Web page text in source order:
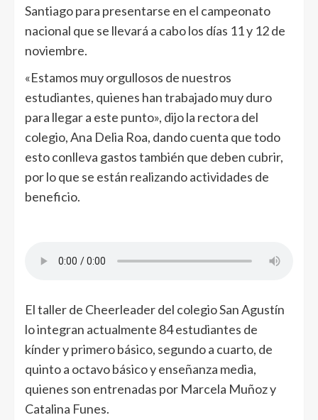
Santiago para presentarse en el campeonato
nacional que se llevará a cabo los días 11 y 12 de
noviembre.
«Estamos muy orgullosos de nuestros
estudiantes, quienes han trabajado muy duro
para llegar a este punto», dijo la rectora del
colegio, Ana Delia Roa, dando cuenta que todo
esto conlleva gastos también que deben cubrir,
por lo que se están realizando actividades de
beneficio.
El taller de Cheerleader del colegio San Agustín
lo integran actualmente 84 estudiantes de
kínder y primero básico, segundo a cuarto, de
quinto a octavo básico y enseñanza media,
quienes son entrenadas por Marcela Muñoz y
Catalina Funes.